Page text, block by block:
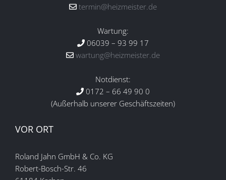
termin@heizmeister.de
Wartung:
06039 – 93 99 17
wartung@heizmeister.de
Notdienst:
0172 – 66 49 90 0
(Außerhalb unserer Geschäftszeiten)
VOR ORT
Roland Jahn GmbH & Co. KG
Robert-Bosch-Str. 46